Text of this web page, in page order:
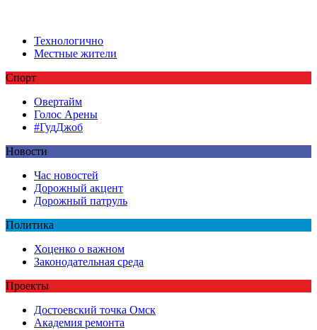
Технологично
Местные жители
Спорт
Овертайм
Голос Арены
#ГудДжоб
Новости
Час новостей
Дорожный акцент
Дорожный патруль
Политика
Хоценко о важном
Законодательная среда
Проекты
Достоевский точка Омск
Академия ремонта